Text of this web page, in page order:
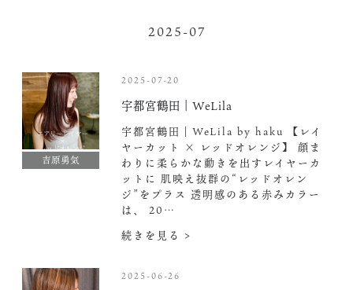
2025-07
吉原勇気
2025-07-20
宇都宮鶴田｜WeLila
宇都宮鶴田｜WeLila by haku 【レイ
ヤーカット × レッドオレンジ】 顔ま
わりに柔らかな動きを出すレイヤーカ
ットに 肌映え抜群の“レッドオレン
ジ”をプラス 透明感のある赤みカラー
は、 20…
続きを見る >
2025-06-26